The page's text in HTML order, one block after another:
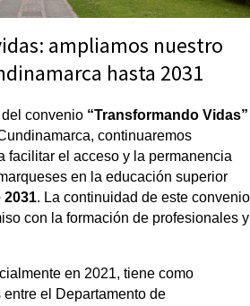
ampliamos nuestro
hasta 2031
convenio “Transformando Vidas”
continuaremos
facilitar el acceso y la permanencia
en la educación superior
2031. La continuidad de este convenio
con la formación de profesionales y
en 2021, tiene como
el Departamento de